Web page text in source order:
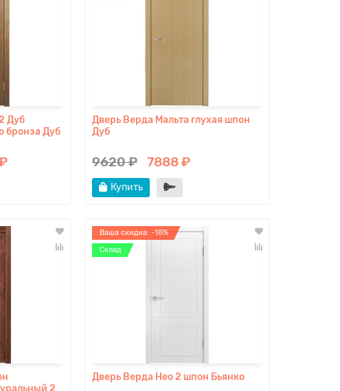
Дуб
бронза Дуб
Дверь Верда Мальта глухая шпон
Дуб
9620 ₽ 7888 ₽
Купить
2
Ваша скидка: -18%
Склад
Дверь Верда Нео 2 шпон Бьянко